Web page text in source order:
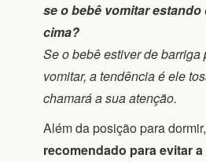
se o bebê vomitar estando
cima?
Se o bebê estiver de barriga
vomitar, a tendência é ele
chamará a sua atenção.
Além da posição para dormir,
recomendado para evitar